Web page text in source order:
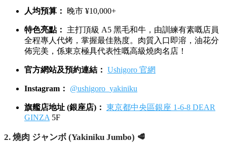
人均預算： 晚市 ¥10,000+
特色亮點：
主打頂級 A5 黑毛和牛，由訓練有素嘅店員
全程專人代烤，掌握最佳熟度。肉質入口即溶，油花分
佈完美，係東京極具代表性嘅高級燒肉名店！
官方網站及預約連結： Ushigoro 官網
Instagram： @ushigoro_yakiniku
旗艦店地址 (銀座店)： 東京都中央區銀座 1-6-8 DEAR
GINZA5F
2. 燒肉 ジャンボ (Yakiniku Jumbo) 🥩